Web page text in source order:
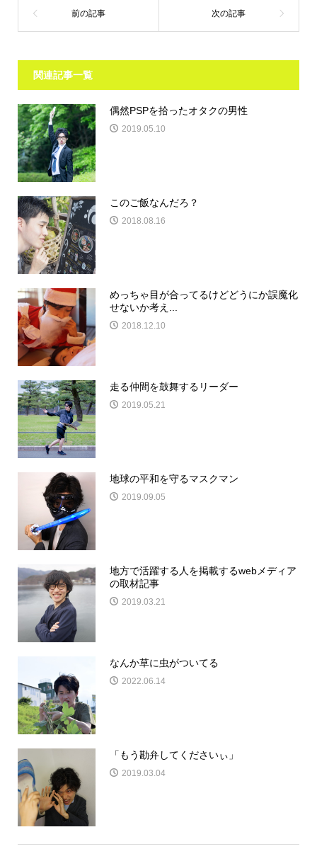
関連記事一覧
偶然PSPを拾ったオタクの男性
2019.05.10
このご飯なんだろ？
2018.08.16
めっちゃ目が合ってるけどどうにか誤魔化
せないか考え...
2018.12.10
走る仲間を鼓舞するリーダー
2019.05.21
地球の平和を守るマスクマン
2019.09.05
地方で活躍する人を掲載するwebメディア
の取材記事
2019.03.21
なんか草に虫がついてる
2022.06.14
「もう勘弁してくださいぃ」
2019.03.04